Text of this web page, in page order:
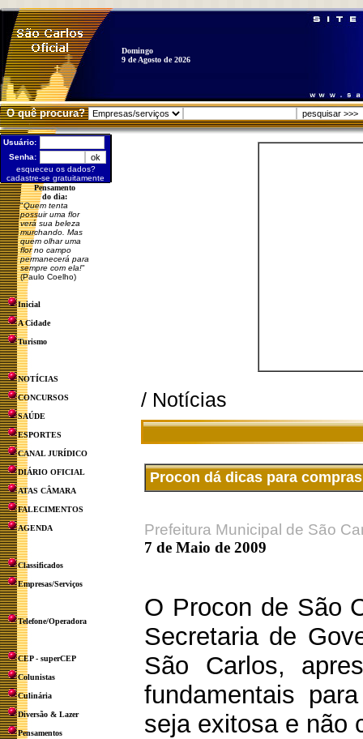
Domingo
9 de Agosto de 2026
O quê procura?
Usuário:
Senha:
esqueceu os dados?
cadastre-se gratuitamente
Pensamento
do dia:
"Quem tenta
possuir uma flor
verá sua beleza
murchando. Mas
quem olhar uma
flor no campo
permanecerá para
sempre com ela!"
(Paulo Coelho)
Inicial
A Cidade
Turismo
NOTÍCIAS
CONCURSOS
SAÚDE
ESPORTES
CANAL JURÍDICO
DIÁRIO OFICIAL
ATAS CÂMARA
FALECIMENTOS
AGENDA
Classificados
Empresas/Serviços
Telefone/Operadora
CEP - superCEP
Colunistas
Culinária
Diversão & Lazer
Pensamentos
/ Notícias
Procon dá dicas para
Prefeitura Municipal de São
7 de Maio de 2009
O Procon de São
Secretaria de
São Carlos,
fundamentais
seja exitosa e não